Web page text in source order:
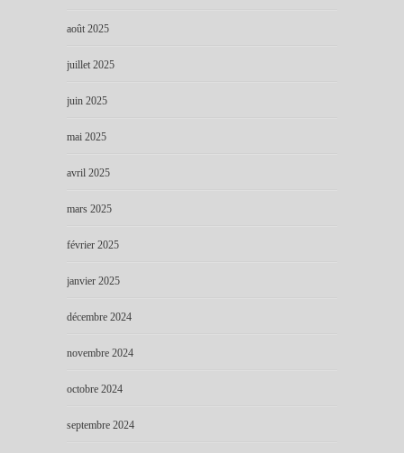
août 2025
juillet 2025
juin 2025
mai 2025
avril 2025
mars 2025
février 2025
janvier 2025
décembre 2024
novembre 2024
octobre 2024
septembre 2024